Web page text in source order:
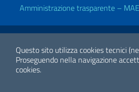
Questo sito utilizza cookies tecnici
Proseguendo nella navigazione
cookies.
Amministrazione trasparente –
Link Utili